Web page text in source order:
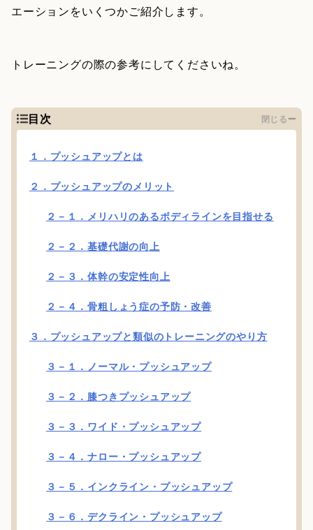
エーションをいくつかご紹介します。
トレーニングの際の参考にしてくださいね。
目次 閉じる
１．プッシュアップとは
２．プッシュアップのメリット
２－１．メリハリのあるボディラインを目指せる
２－２．基礎代謝の向上
２－３．体幹の安定性向上
２－４．骨粗しょう症の予防・改善
３．プッシュアップと類似のトレーニングのやり方
３－１．ノーマル・プッシュアップ
３－２．膝つきプッシュアップ
３－３．ワイド・プッシュアップ
３－４．ナロー・プッシュアップ
３－５．インクライン・プッシュアップ
３－６．デクライン・プッシュアップ